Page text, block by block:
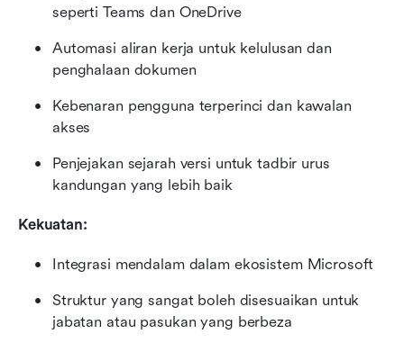
seperti Teams dan OneDrive
Automasi aliran kerja untuk kelulusan dan
penghalaan dokumen
Kebenaran pengguna terperinci dan kawalan
akses
Penjejakan sejarah versi untuk tadbir urus
kandungan yang lebih baik
Kekuatan:
Integrasi mendalam dalam ekosistem Microsoft
Struktur yang sangat boleh disesuaikan untuk
jabatan atau pasukan yang berbeza